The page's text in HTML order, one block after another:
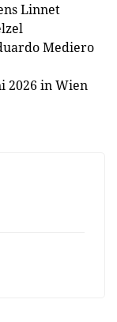
Linnet
Mediero
2026 in Wien